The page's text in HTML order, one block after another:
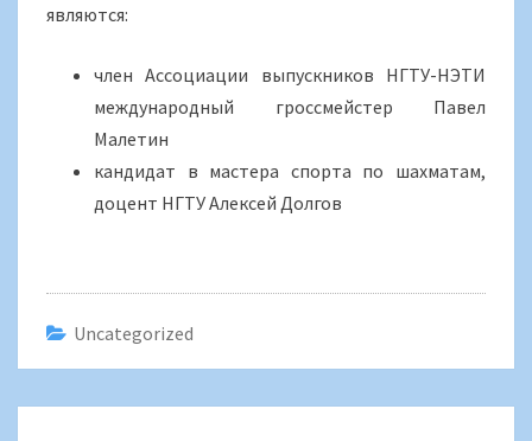
являются:
член Ассоциации выпускников НГТУ-НЭТИ
международный гроссмейстер Павел
Малетин
кандидат в мастера спорта по шахматам,
доцент НГТУ Алексей Долгов
Uncategorized